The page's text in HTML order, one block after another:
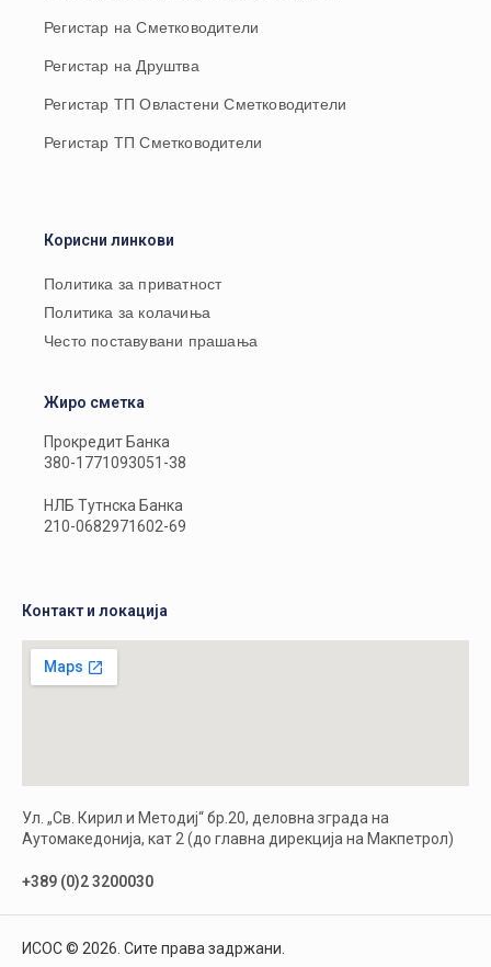
Регистар на Сметководители
Регистар на Друштва
Регистар ТП Овластени Сметководители
Регистар ТП Сметководители
Корисни линкови
Политика за приватност
Политика за колачиња
Често поставувани прашања
Жиро сметка
Прокредит Банка
380-1771093051-38
НЛБ Тутнска Банка
210-0682971602-69
Контакт и локација
Ул. „Св. Кирил и Методиј“ бр.20, деловна зграда на
Аутомакедонија, кат 2 (до главна дирекција на Макпетрол)
+389 (0)2 3200030
ИСОС © 2026. Сите права задржани.